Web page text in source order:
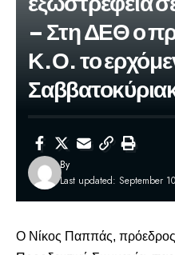
– Στη ΔΕΘ ο
Κ.Ο. το
Last updated: September
By
Ο Νίκος Παππάς,